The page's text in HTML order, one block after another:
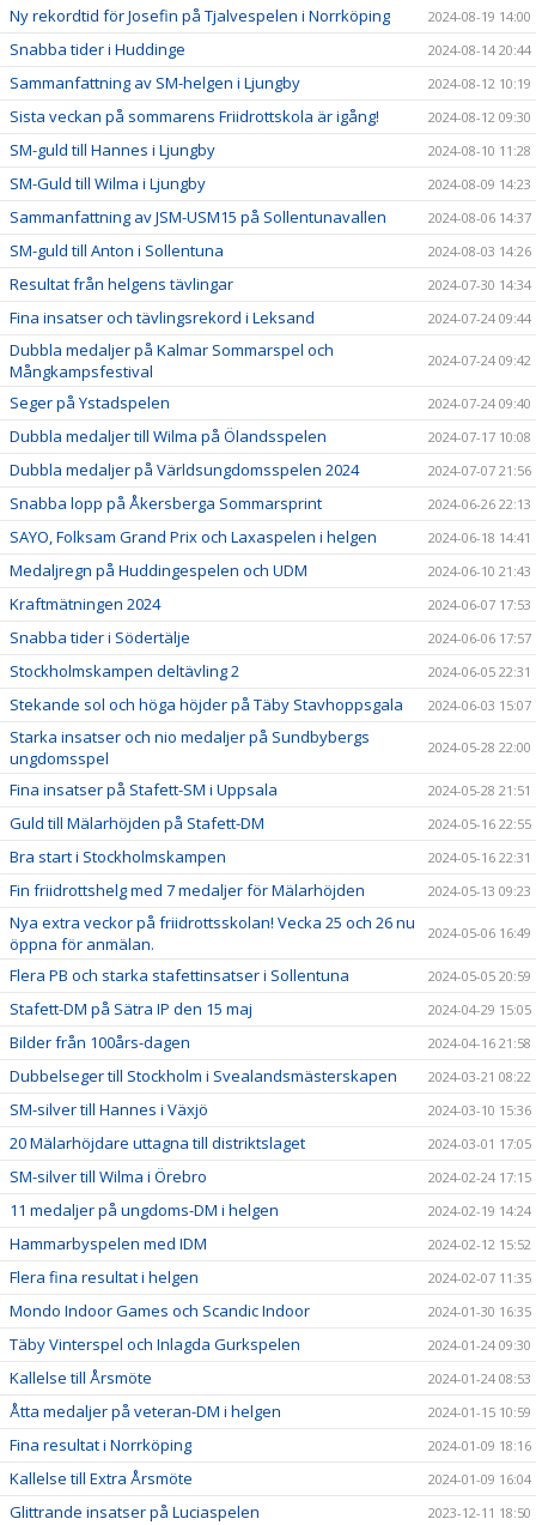
Ny rekordtid för Josefin på Tjalvespelen i Norrköping 2024-08-19 14:00
Snabba tider i Huddinge 2024-08-14 20:44
Sammanfattning av SM-helgen i Ljungby 2024-08-12 10:19
Sista veckan på sommarens Friidrottskola är igång! 2024-08-12 09:30
SM-guld till Hannes i Ljungby 2024-08-10 11:28
SM-Guld till Wilma i Ljungby 2024-08-09 14:23
Sammanfattning av JSM-USM15 på Sollentunavallen 2024-08-06 14:37
SM-guld till Anton i Sollentuna 2024-08-03 14:26
Resultat från helgens tävlingar 2024-07-30 14:34
Fina insatser och tävlingsrekord i Leksand 2024-07-24 09:44
Dubbla medaljer på Kalmar Sommarspel och
Mångkampsfestival
2024-07-24 09:42
Seger på Ystadspelen 2024-07-24 09:40
Dubbla medaljer till Wilma på Ölandsspelen 2024-07-17 10:08
Dubbla medaljer på Världsungdomsspelen 2024 2024-07-07 21:56
Snabba lopp på Åkersberga Sommarsprint 2024-06-26 22:13
SAYO, Folksam Grand Prix och Laxaspelen i helgen 2024-06-18 14:41
Medaljregn på Huddingespelen och UDM 2024-06-10 21:43
Kraftmätningen 2024 2024-06-07 17:53
Snabba tider i Södertälje 2024-06-06 17:57
Stockholmskampen deltävling 2 2024-06-05 22:31
Stekande sol och höga höjder på Täby Stavhoppsgala 2024-06-03 15:07
Starka insatser och nio medaljer på Sundbybergs
ungdomsspel
2024-05-28 22:00
Fina insatser på Stafett-SM i Uppsala 2024-05-28 21:51
Guld till Mälarhöjden på Stafett-DM 2024-05-16 22:55
Bra start i Stockholmskampen 2024-05-16 22:31
Fin friidrottshelg med 7 medaljer för Mälarhöjden 2024-05-13 09:23
Nya extra veckor på friidrottsskolan! Vecka 25 och 26 nu
öppna för anmälan.
2024-05-06 16:49
Flera PB och starka stafettinsatser i Sollentuna 2024-05-05 20:59
Stafett-DM på Sätra IP den 15 maj 2024-04-29 15:05
Bilder från 100års-dagen 2024-04-16 21:58
Dubbelseger till Stockholm i Svealandsmästerskapen 2024-03-21 08:22
SM-silver till Hannes i Växjö 2024-03-10 15:36
20 Mälarhöjdare uttagna till distriktslaget 2024-03-01 17:05
SM-silver till Wilma i Örebro 2024-02-24 17:15
11 medaljer på ungdoms-DM i helgen 2024-02-19 14:24
Hammarbyspelen med IDM 2024-02-12 15:52
Flera fina resultat i helgen 2024-02-07 11:35
Mondo Indoor Games och Scandic Indoor 2024-01-30 16:35
Täby Vinterspel och Inlagda Gurkspelen 2024-01-24 09:30
Kallelse till Årsmöte 2024-01-24 08:53
Åtta medaljer på veteran-DM i helgen 2024-01-15 10:59
Fina resultat i Norrköping 2024-01-09 18:16
Kallelse till Extra Årsmöte 2024-01-09 16:04
Glittrande insatser på Luciaspelen 2023-12-11 18:50